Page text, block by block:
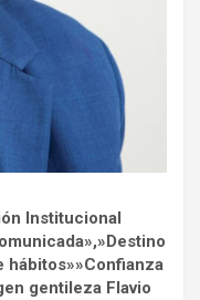
Institucional
hábitos»»Confianza
gentileza Flavio